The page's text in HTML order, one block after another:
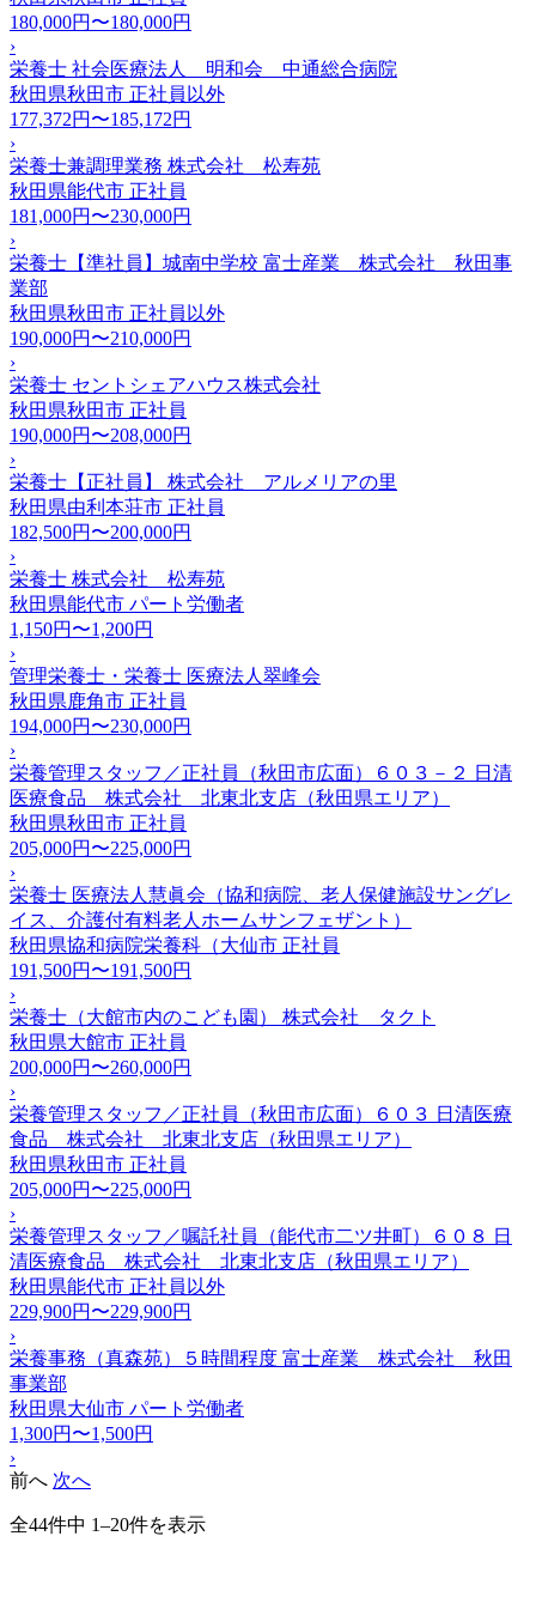
180,000円〜180,000円
›
栄養士 社会医療法人 明和会 中通総合病院
秋田県秋田市 正社員以外
177,372円〜185,172円
›
栄養士兼調理業務 株式会社 松寿苑
秋田県能代市 正社員
181,000円〜230,000円
›
栄養士【準社員】城南中学校 富士産業 株式会社 秋田事
業部
秋田県秋田市 正社員以外
190,000円〜210,000円
›
栄養士 セントシェアハウス株式会社
秋田県秋田市 正社員
190,000円〜208,000円
›
栄養士【正社員】 株式会社 アルメリアの里
秋田県由利本荘市 正社員
182,500円〜200,000円
›
栄養士 株式会社 松寿苑
秋田県能代市 パート労働者
1,150円〜1,200円
›
管理栄養士・栄養士 医療法人翠峰会
秋田県鹿角市 正社員
194,000円〜230,000円
›
栄養管理スタッフ／正社員（秋田市広面）６０３－２ 日清
医療食品 株式会社 北東北支店（秋田県エリア）
秋田県秋田市 正社員
205,000円〜225,000円
›
栄養士 医療法人慧眞会（協和病院、老人保健施設サングレ
イス、介護付有料老人ホームサンフェザント）
秋田県協和病院栄養科（大仙市 正社員
191,500円〜191,500円
›
栄養士（大館市内のこども園） 株式会社 タクト
秋田県大館市 正社員
200,000円〜260,000円
›
栄養管理スタッフ／正社員（秋田市広面）６０３ 日清医療
食品 株式会社 北東北支店（秋田県エリア）
秋田県秋田市 正社員
205,000円〜225,000円
›
栄養管理スタッフ／嘱託社員（能代市二ツ井町）６０８ 日
清医療食品 株式会社 北東北支店（秋田県エリア）
秋田県能代市 正社員以外
229,900円〜229,900円
›
栄養事務（真森苑）５時間程度 富士産業 株式会社 秋田
事業部
秋田県大仙市 パート労働者
1,300円〜1,500円
›
前へ 次へ
全44件中 1–20件を表示